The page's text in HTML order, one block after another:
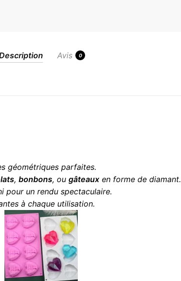
Avis 0
géométriques parfaites.
, bonbons, ou gâteauxen forme de diamant.
pour un rendu spectaculaire.
à chaque utilisation.